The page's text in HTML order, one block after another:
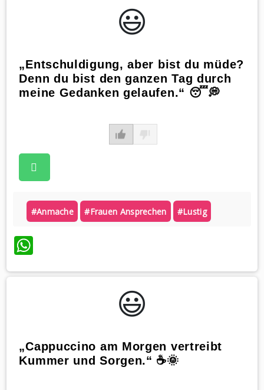
😃️
„Entschuldigung, aber bist du müde?
Denn du bist den ganzen Tag durch
meine Gedanken gelaufen.“ 😴💭
#anmache #frauen Ansprechen #lustig
WhatsApp
😃️
„Cappuccino am Morgen vertreibt
Kummer und Sorgen.“ ☕️🌞